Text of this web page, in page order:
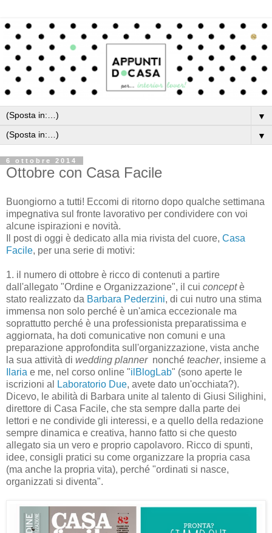
▼
▼
6 ottobre 2014
Ottobre con Casa Facile
Buongiorno a tutti! Eccomi di ritorno dopo qualche settimana
impegnativa sul fronte lavorativo per condividere con voi
alcune ispirazioni e novità.
Il post di oggi è dedicato alla mia rivista del cuore, Casa
Facile, per una serie di motivi:
1. il numero di ottobre è ricco di contenuti a partire
dall'allegato "Ordine e Organizzazione", il cui conceptè
stato realizzato da Barbara Pederzini, di cui nutro una stima
immensa non solo perché è un'amica eccezionale ma
soprattutto perché è una professionista preparatissima e
aggiornata, ha doti comunicative non comuni e una
preparazione approfondita sull'organizzazione, vista anche
la sua attività di wedding plannernonché teacher, insieme a
Ilaria e me, nel corso online "ilBlogLab" (sono aperte le
iscrizioni al
Laboratorio Due, avete dato un'occhiata?).
Dicevo, le abilità di Barbara unite al talento di Giusi Silighini,
direttore di Casa Facile, che sta sempre dalla parte dei
lettori e ne condivide gli interessi, e a quello della redazione
sempre dinamica e creativa, hanno fatto si che questo
allegato sia un vero e proprio capolavoro. Ricco di spunti,
idee, consigli pratici su come organizzare la propria casa
(ma anche la propria vita), perché "ordinati si nasce,
organizzati si diventa".